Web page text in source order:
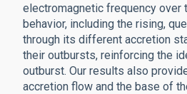
electromagnetic frequency
behavior, including the rising,
through its different accretion
their outbursts, reinforcing the
outburst. Our results also
accretion flow and the base of